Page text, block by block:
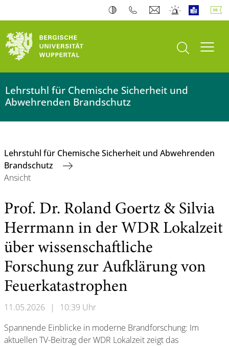
Suche öffnen
Lehrstuhl für Chemische Sicherheit und
Abwehrenden Brandschutz
Lehrstuhl für Chemische Sicherheit und Abwehrenden
Brandschutz
Ansicht
Prof. Dr. Roland Goertz & Silvia
Herrmann in der WDR Lokalzeit
über wissenschaftliche
Forschung zur Aufklärung von
Feuerkatastrophen
11.05.2026 |
10:39 Uhr
Spannende Einblicke in moderne Brandforschung: Im
aktuellen TV-Beitrag der WDR Lokalzeit zeigt das